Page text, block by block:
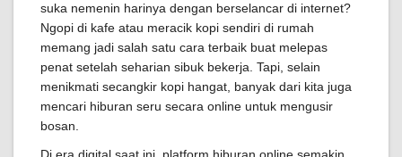
suka nemenin harinya dengan berselancar di internet?
Ngopi di kafe atau meracik kopi sendiri di rumah
memang jadi salah satu cara terbaik buat melepas
penat setelah seharian sibuk bekerja. Tapi, selain
menikmati secangkir kopi hangat, banyak dari kita juga
mencari hiburan seru secara online untuk mengusir
bosan.